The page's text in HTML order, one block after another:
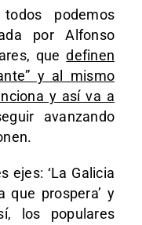
podemos
por Alfonso
quedefinen
y al mismo
y así va a
avanzando
ejes: ‘La Galicia
que prospera’ y
los populares